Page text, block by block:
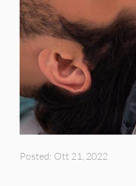
Posted: Ott 21, 2022